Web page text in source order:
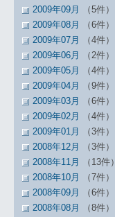
2009年09月
（5件）
2009年08月
（6件）
2009年07月
（4件）
2009年06月
（2件）
2009年05月
（4件）
2009年04月
（9件）
2009年03月
（6件）
2009年02月
（4件）
2009年01月
（3件）
2008年12月
（3件）
2008年11月
（13件）
2008年10月
（7件）
2008年09月
（6件）
2008年08月
（8件）